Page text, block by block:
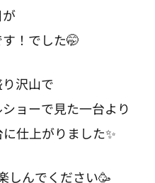
！でした🤭
沢山で
ョーで見た一台より
仕上がりました✨
しんでください🥳